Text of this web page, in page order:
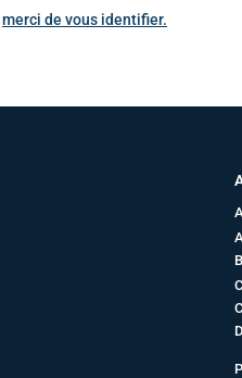
merci de vous identifier.